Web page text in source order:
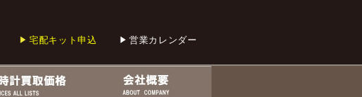
宅配キット申込 営業カレンダー